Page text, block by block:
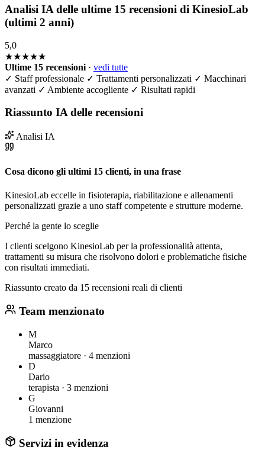
Analisi IA delle ultime 15 recensioni di KinesioLab
(ultimi 2 anni)
5,0
★★★★★
Ultime 15 recensioni · vedi tutte
✓ Staff professionale ✓ Trattamenti personalizzati ✓ Macchinari
avanzati ✓ Ambiente accogliente ✓ Risultati rapidi
Riassunto IA delle recensioni
Analisi IA
Cosa dicono gli ultimi 15 clienti, in una frase
KinesioLab eccelle in fisioterapia, riabilitazione e allenamenti
personalizzati grazie a uno staff competente e strutture moderne.
Perché la gente lo sceglie
I clienti scelgono KinesioLab per la professionalità attenta,
trattamenti su misura che risolvono dolori e problematiche fisiche
con risultati immediati.
Riassunto creato da 15 recensioni reali di clienti
Team menzionato
M
Marco
massaggiatore · 4 menzioni
D
Dario
terapista · 3 menzioni
G
Giovanni
1 menzione
Servizi in evidenza